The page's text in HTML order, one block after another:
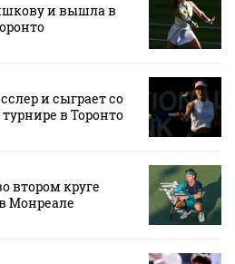
и вышла в
и сыграет со
в Торонто
втором круге
Монреале